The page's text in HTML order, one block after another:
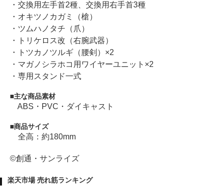
・交換用左手首2種、交換用右手首3種
・オキツノカガミ（槍）
・ツムハノタチ（爪）
・トリケロス改（右腕武器）
・トツカノツルギ（腰剣）×2
・マガノシラホコ用ワイヤーユニット×2
・専用スタンド一式
主な商品素材
ABS・PVC・ダイキャスト
商品サイズ
全高：約180mm
©創通・サンライズ
楽天市場 売れ筋ランキング